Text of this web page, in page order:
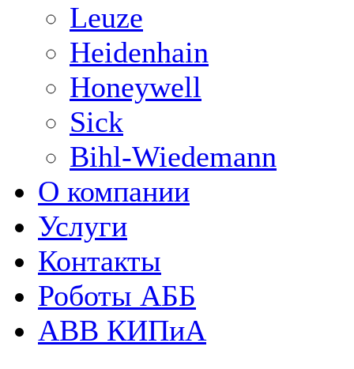
Leuze
Heidenhain
Honeywell
Sick
Bihl-Wiedemann
О компании
Услуги
Контакты
Роботы АББ
ABB КИПиА